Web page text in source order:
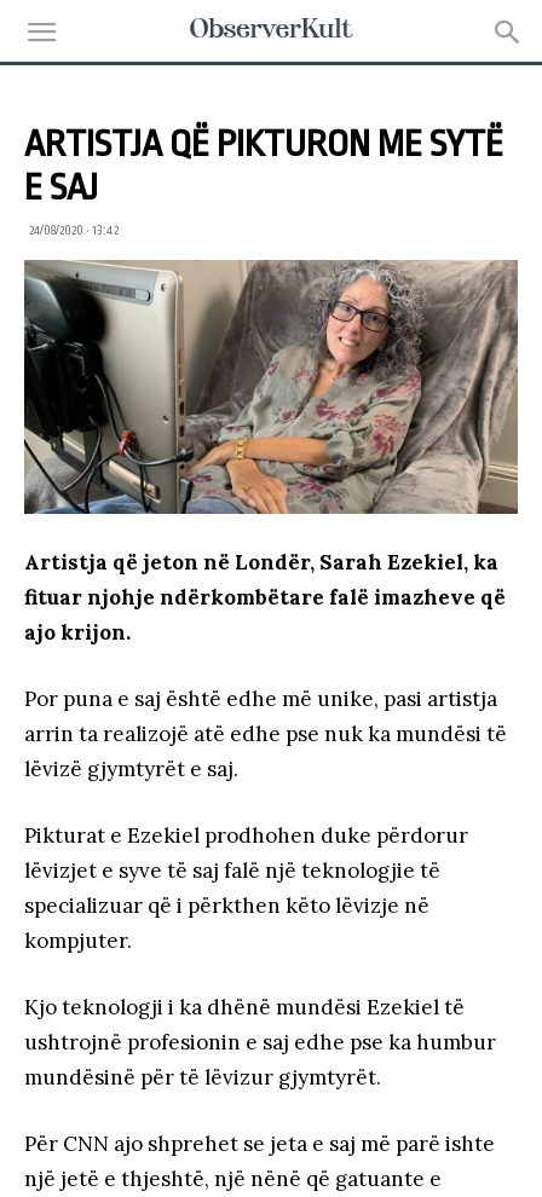
ARTISTJA QË PIKTURON ME SYTË
E SAJ
24/08/2020 • 13:42
Artistja që jeton në Londër, Sarah Ezekiel, ka
fituar njohje ndërkombëtare falë imazheve që
ajo krijon.
Por puna e saj është edhe më unike, pasi artistja
arrin ta realizojë atë edhe pse nuk ka mundësi të
lëvizë gjymtyrët e saj.
Pikturat e Ezekiel prodhohen duke përdorur
lëvizjet e syve të saj falë një teknologjie të
specializuar që i përkthen këto lëvizje në
kompjuter.
Kjo teknologji i ka dhënë mundësi Ezekiel të
ushtrojnë profesionin e saj edhe pse ka humbur
mundësinë për të lëvizur gjymtyrët.
Për CNN ajo shprehet se jeta e saj më parë ishte
një jetë e thjeshtë, një nënë që gatuante e